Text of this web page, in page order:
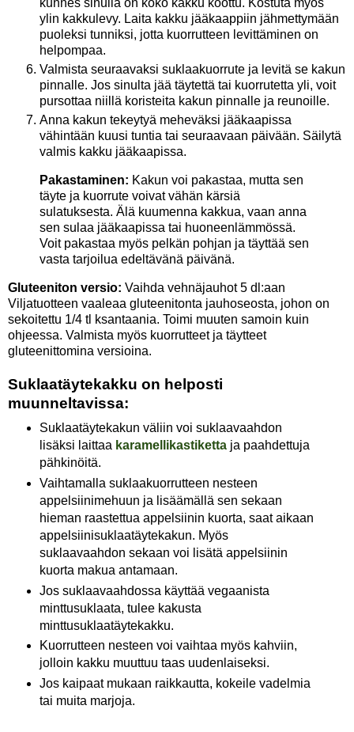
kunnes sinulla on koko kakku koottu. Kostuta myös
ylin kakkulevy. Laita kakku jääkaappiin jähmettymään
puoleksi tunniksi, jotta kuorrutteen levittäminen on
helpompaa.
Valmista seuraavaksi suklaakuorrute ja levitä se kakun
pinnalle. Jos sinulta jää täytettä tai kuorrutetta yli, voit
pursottaa niillä koristeita kakun pinnalle ja reunoille.
Anna kakun tekeytyä meheväksi jääkaapissa
vähintään kuusi tuntia tai seuraavaan päivään. Säilytä
valmis kakku jääkaapissa.
Pakastaminen: Kakun voi pakastaa, mutta sen
täyte ja kuorrute voivat vähän kärsiä
sulatuksesta. Älä kuumenna kakkua, vaan anna
sen sulaa jääkaapissa tai huoneenlämmössä.
Voit pakastaa myös pelkän pohjan ja täyttää sen
vasta tarjoilua edeltävänä päivänä.
Gluteeniton versio: Vaihda vehnäjauhot 5 dl:aan
Viljatuotteen vaaleaa gluteenitonta jauhoseosta, johon on
sekoitettu 1/4 tl ksantaania. Toimi muuten samoin kuin
ohjeessa. Valmista myös kuorrutteet ja täytteet
gluteenittomina versioina.
Suklaatäytekakku on helposti
muunneltavissa:
Suklaatäytekakun väliin voi suklaavaahdon
lisäksi laittaa karamellikastikettaja paahdettuja
pähkinöitä.
Vaihtamalla suklaakuorrutteen nesteen
appelsiinimehuun ja lisäämällä sen sekaan
hieman raastettua appelsiinin kuorta, saat aikaan
appelsiinisuklaatäytekakun. Myös
suklaavaahdon sekaan voi lisätä appelsiinin
kuorta makua antamaan.
Jos suklaavaahdossa käyttää vegaanista
minttusuklaata, tulee kakusta
minttusuklaatäytekakku.
Kuorrutteen nesteen voi vaihtaa myös kahviin,
jolloin kakku muuttuu taas uudenlaiseksi.
Jos kaipaat mukaan raikkautta, kokeile vadelmia
tai muita marjoja.